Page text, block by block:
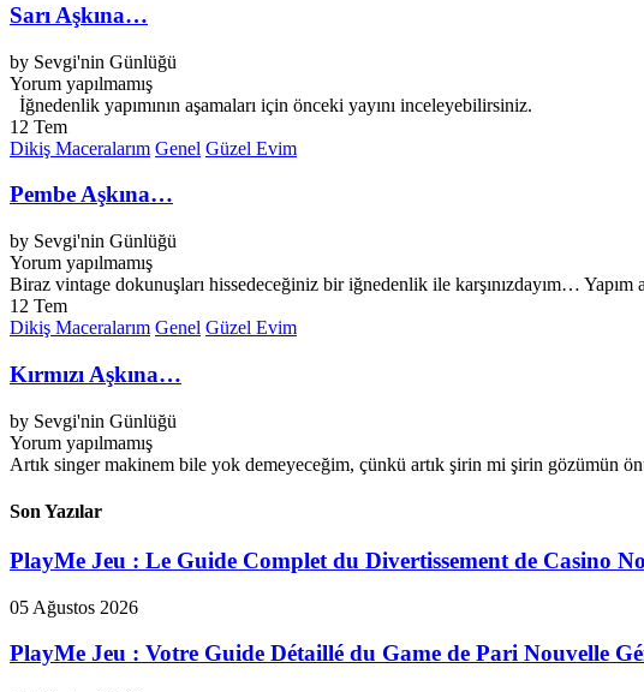
Sarı Aşkına…
by Sevgi'nin Günlüğü
Yorum yapılmamış
İğnedenlik yapımının aşamaları için önceki yayını inceleyebilirsiniz.
12 Tem
Dikiş Maceralarım Genel Güzel Evim
Pembe Aşkına…
by Sevgi'nin Günlüğü
Yorum yapılmamış
Biraz vintage dokunuşları hissedeceğiniz bir iğnedenlik ile karşınızdayım…
12 Tem
Dikiş Maceralarım Genel Güzel Evim
Kırmızı Aşkına…
by Sevgi'nin Günlüğü
Yorum yapılmamış
Artık singer makinem bile yok demeyeceğim, çünkü artık şirin mi şirin gözümün
Son Yazılar
PlayMe Jeu : Le Guide Complet du Divertissement de Casino
05 Ağustos 2026
PlayMe Jeu : Votre Guide Détaillé du Game de Pari Nouvelle